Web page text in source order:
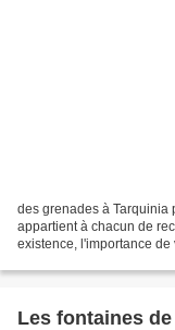
des grenades à Tarquinia
appartient à chacun de
existence, l'importance
Les fontaines